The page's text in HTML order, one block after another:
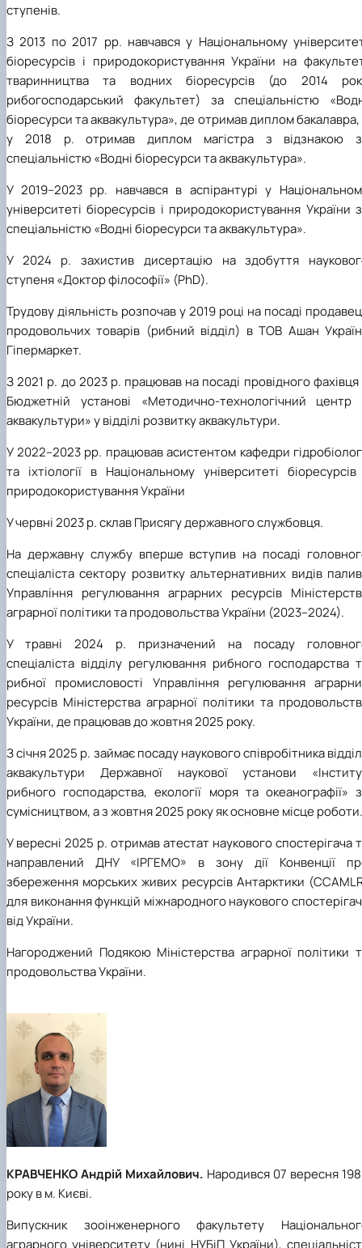
ступенів.
З 2013 по 2017 рр. навчався у Національному
біоресурсів і природокористування України на
тваринництва та водних біоресурсів (до 2014
рибогосподарський факультет) за спеціальністю
біоресурси та аквакультура», де отримав диплом бакалавра,
у 2018 р. отримав диплом магістра з відзнакою
спеціальністю «Водні біоресурси та аквакультура».
У 2019–2023 рр. навчався в аспірантурі у
університеті біоресурсів і природокористування України
спеціальністю «Водні біоресурси та аквакультура».
У 2024 р. захистив дисертацію на здобуття
ступеня «Доктор філософії» (PhD).
Трудову діяльність розпочав у 2019 році на посаді
продовольчих товарів (рибний відділ) в ТОВ Ашан
Гіпермаркет.
З 2021 р. до 2023 р. працював на посаді провідного фахівця
Бюджетній установі «Методично-технологічний центр
аквакультури» у відділі розвитку аквакультури.
У 2022–2023 рр. працював асистентом кафедри
та іхтіології в Національному університеті біоресурсів
природокористування України
У червні 2023 р. склав Присягу державного службовця.
На державну службу вперше вступив на посаді
спеціаліста сектору розвитку альтернативних видів
Управління регулювання аграрних ресурсів
аграрної політики та продовольства України (2023–2024).
У травні 2024 р. призначений на посаду
спеціаліста відділу регулювання рибного господарства
рибної промисловості Управління регулювання
ресурсів Міністерства аграрної політики та
України, де працював до жовтня 2025 року.
З січня 2025 р. займає посаду наукового співробітника
аквакультури Державної наукової установи
рибного господарства, екології моря та океанографії»
сумісництвом, а з жовтня 2025 року як основне місце роботи.
У вересні 2025 р. отримав атестат наукового спостерігача
направлений ДНУ «ІРГЕМО» в зону дії Конвенції
збереження морських живих ресурсів Антарктики
для виконання функцій міжнародного наукового
від України.
Нагороджений Подякою Міністерства аграрної політики
продовольства України.
КРАВЧЕНКО Андрій Михайлович. Народився 07 вересня
року в м. Києві.
Випускник зооінженерного факультету